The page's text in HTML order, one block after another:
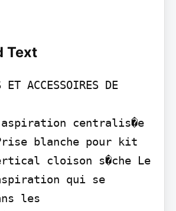
Text
ET ACCESSOIRES DE
centralis�e
blanche pour kit
cloison s�che Le
qui se
les